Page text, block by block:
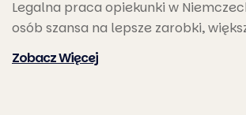
Legalna praca opiekunki w
osób szansa na lepsze zarobki,